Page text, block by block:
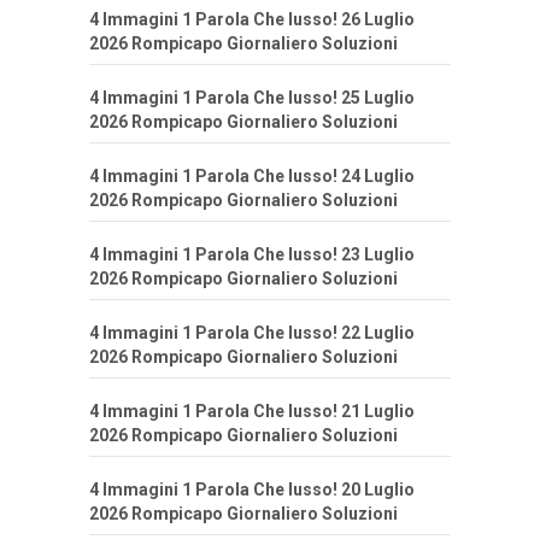
4 Immagini 1 Parola Che lusso! 26 Luglio
2026 Rompicapo Giornaliero Soluzioni
4 Immagini 1 Parola Che lusso! 25 Luglio
2026 Rompicapo Giornaliero Soluzioni
4 Immagini 1 Parola Che lusso! 24 Luglio
2026 Rompicapo Giornaliero Soluzioni
4 Immagini 1 Parola Che lusso! 23 Luglio
2026 Rompicapo Giornaliero Soluzioni
4 Immagini 1 Parola Che lusso! 22 Luglio
2026 Rompicapo Giornaliero Soluzioni
4 Immagini 1 Parola Che lusso! 21 Luglio
2026 Rompicapo Giornaliero Soluzioni
4 Immagini 1 Parola Che lusso! 20 Luglio
2026 Rompicapo Giornaliero Soluzioni